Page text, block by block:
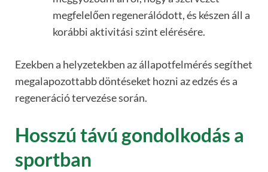
megfelelően regenerálódott, és készen áll a
korábbi aktivitási szint elérésére.
Ezekben a helyzetekben az állapotfelmérés segíthet
megalapozottabb döntéseket hozni az edzés és a
regeneráció tervezése során.
Hosszú távú gondolkodás a
sportban